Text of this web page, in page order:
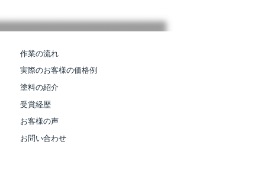
作業の流れ
実際のお客様の価格例
塗料の紹介
受賞経歴
お客様の声
お問い合わせ